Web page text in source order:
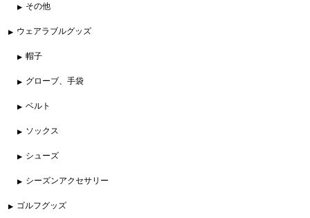
その他
ウェアラブルグッズ
帽子
グローブ、手袋
ベルト
ソックス
シューズ
シーズンアクセサリー
ゴルフグッズ